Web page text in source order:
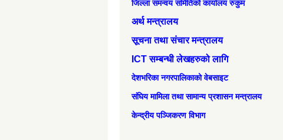
जिल्ला समन्वय समितिको कार्यालय रुकुम
अर्थ मन्त्रालय
सूचना तथा संचार मन्त्रालय
ICT सम्बन्धी लेखहरुको लागि
देशभरिका नगरपालिकाको वेबसाइट
संघिय मामिला तथा सामान्‍य प्रशासन मन्त्रालय
केन्द्रीय पञ्जिकरण विभाग